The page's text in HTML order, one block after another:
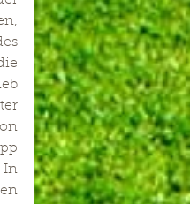
In